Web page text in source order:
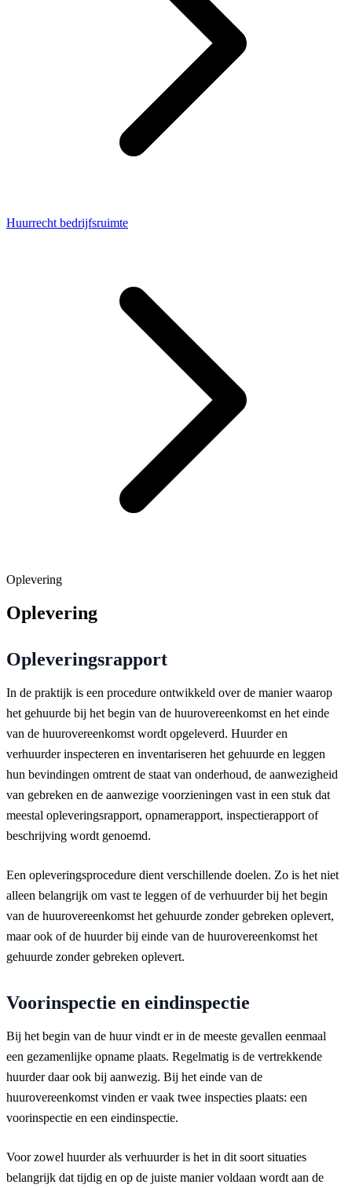
Huurrecht bedrijfsruimte
Oplevering
Oplevering
Opleveringsrapport
In de praktijk is een procedure ontwikkeld over de manier waarop
het gehuurde bij het begin van de huurovereenkomst en het einde
van de huurovereenkomst wordt opgeleverd. Huurder en
verhuurder inspecteren en inventariseren het gehuurde en leggen
hun bevindingen omtrent de staat van onderhoud, de aanwezigheid
van gebreken en de aanwezige voorzieningen vast in een stuk dat
meestal opleveringsrapport, opnamerapport, inspectierapport of
beschrijving wordt genoemd.
Een opleveringsprocedure dient verschillende doelen. Zo is het niet
alleen belangrijk om vast te leggen of de verhuurder bij het begin
van de huurovereenkomst het gehuurde zonder gebreken oplevert,
maar ook of de huurder bij einde van de huurovereenkomst het
gehuurde zonder gebreken oplevert.
Voorinspectie en eindinspectie
Bij het begin van de huur vindt er in de meeste gevallen eenmaal
een gezamenlijke opname plaats. Regelmatig is de vertrekkende
huurder daar ook bij aanwezig. Bij het einde van de
huurovereenkomst vinden er vaak twee inspecties plaats: een
voorinspectie en een eindinspectie.
Voor zowel huurder als verhuurder is het in dit soort situaties
belangrijk dat tijdig en op de juiste manier voldaan wordt aan de